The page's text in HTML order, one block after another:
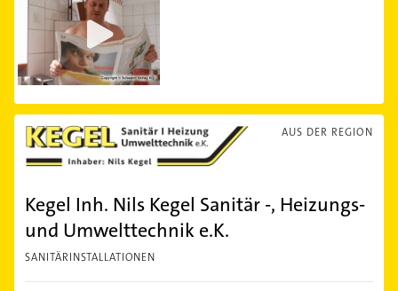
AUS DER REGION
Kegel Inh. Nils Kegel Sanitär -, Heizungs-
und Umwelttechnik e.K.
SANITÄRINSTALLATIONEN